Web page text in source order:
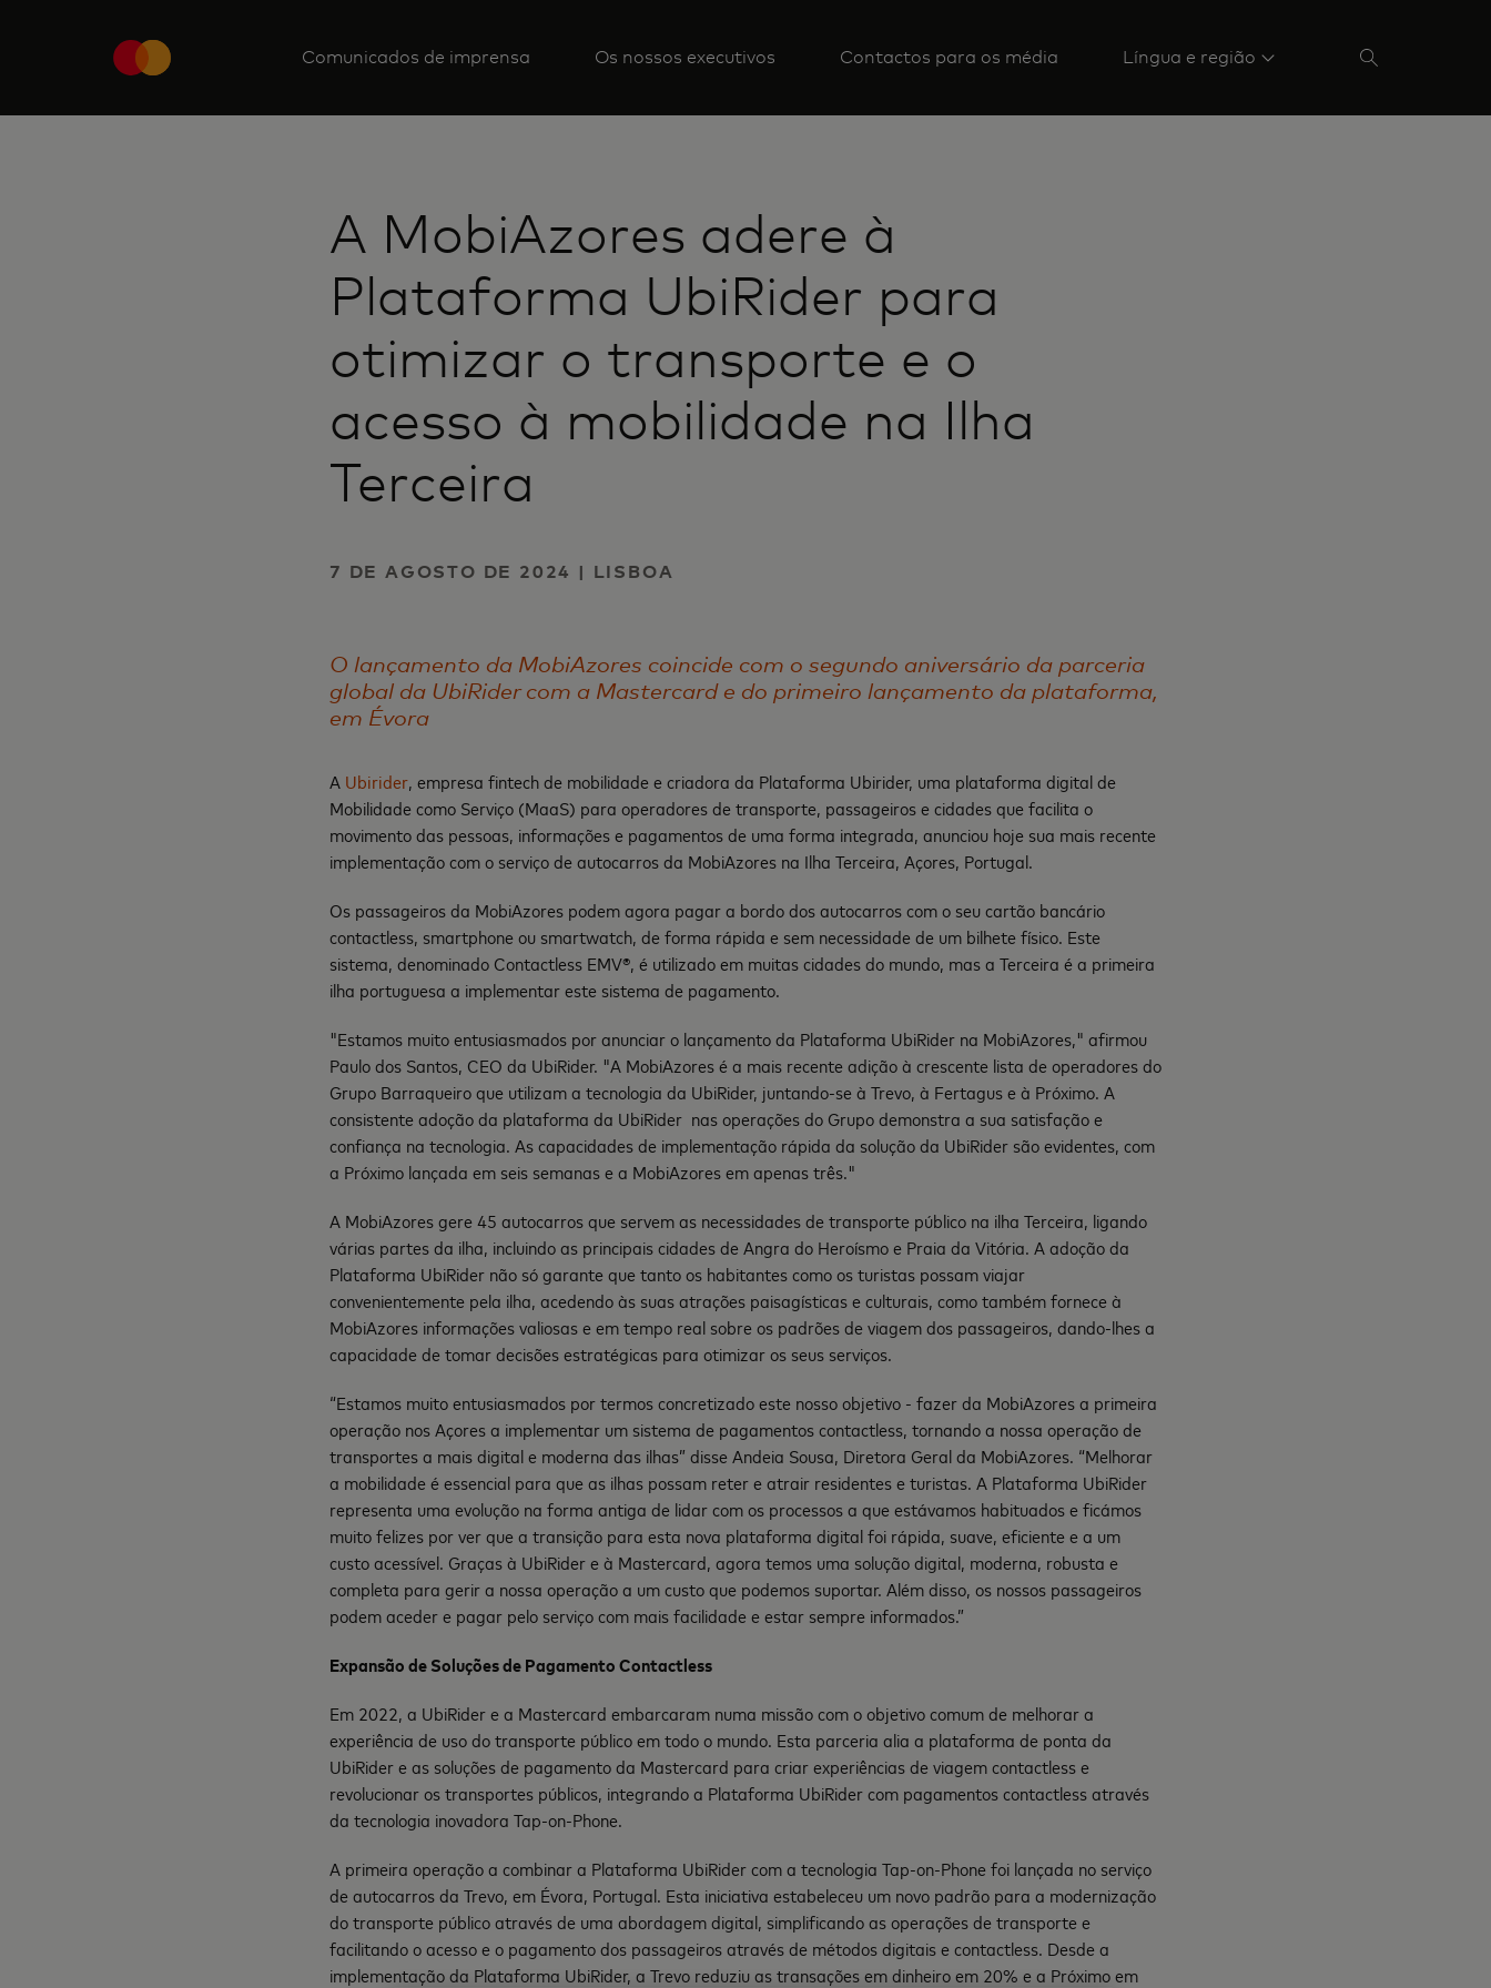
Comunicados de imprensa Os nossos executivos Contactos para os média Língua e região
A MobiAzores adere à
Plataforma UbiRider para
otimizar o transporte e o
acesso à mobilidade na Ilha
Terceira
7 DE AGOSTO DE 2024 | LISBOA
O lançamento da MobiAzores coincide com o segundo aniversário da parceria
global da UbiRider com a Mastercard e do primeiro lançamento da plataforma,
em Évora
A Ubirider, empresa fintech de mobilidade e criadora da Plataforma Ubirider, uma plataforma digital de
Mobilidade como Serviço (MaaS) para operadores de transporte, passageiros e cidades que facilita o
movimento das pessoas, informações e pagamentos de uma forma integrada, anunciou hoje sua mais recente
implementação com o serviço de autocarros da MobiAzores na Ilha Terceira, Açores, Portugal.
Os passageiros da MobiAzores podem agora pagar a bordo dos autocarros com o seu cartão bancário
contactless, smartphone ou smartwatch, de forma rápida e sem necessidade de um bilhete físico. Este
sistema, denominado Contactless EMV®, é utilizado em muitas cidades do mundo, mas a Terceira é a primeira
ilha portuguesa a implementar este sistema de pagamento.
"Estamos muito entusiasmados por anunciar o lançamento da Plataforma UbiRider na MobiAzores," afirmou
Paulo dos Santos, CEO da UbiRider. "A MobiAzores é a mais recente adição à crescente lista de operadores do
Grupo Barraqueiro que utilizam a tecnologia da UbiRider, juntando-se à Trevo, à Fertagus e à Próximo. A
consistente adoção da plataforma da UbiRider nas operações do Grupo demonstra a sua satisfação e
confiança na tecnologia. As capacidades de implementação rápida da solução da UbiRider são evidentes, com
a Próximo lançada em seis semanas e a MobiAzores em apenas três."
A MobiAzores gere 45 autocarros que servem as necessidades de transporte público na ilha Terceira, ligando
várias partes da ilha, incluindo as principais cidades de Angra do Heroísmo e Praia da Vitória. A adoção da
Plataforma UbiRider não só garante que tanto os habitantes como os turistas possam viajar
convenientemente pela ilha, acedendo às suas atrações paisagísticas e culturais, como também fornece à
MobiAzores informações valiosas e em tempo real sobre os padrões de viagem dos passageiros, dando-lhes a
capacidade de tomar decisões estratégicas para otimizar os seus serviços.
“Estamos muito entusiasmados por termos concretizado este nosso objetivo - fazer da MobiAzores a primeira
operação nos Açores a implementar um sistema de pagamentos contactless, tornando a nossa operação de
transportes a mais digital e moderna das ilhas” disse Andeia Sousa, Diretora Geral da MobiAzores. “Melhorar
a mobilidade é essencial para que as ilhas possam reter e atrair residentes e turistas. A Plataforma UbiRider
representa uma evolução na forma antiga de lidar com os processos a que estávamos habituados e ficámos
muito felizes por ver que a transição para esta nova plataforma digital foi rápida, suave, eficiente e a um
custo acessível. Graças à UbiRider e à Mastercard, agora temos uma solução digital, moderna, robusta e
completa para gerir a nossa operação a um custo que podemos suportar. Além disso, os nossos passageiros
podem aceder e pagar pelo serviço com mais facilidade e estar sempre informados.”
Expansão de Soluções de Pagamento Contactless
Em 2022, a UbiRider e a Mastercard embarcaram numa missão com o objetivo comum de melhorar a
experiência de uso do transporte público em todo o mundo. Esta parceria alia a plataforma de ponta da
UbiRider e as soluções de pagamento da Mastercard para criar experiências de viagem contactless e
revolucionar os transportes públicos, integrando a Plataforma UbiRider com pagamentos contactless através
da tecnologia inovadora Tap-on-Phone.
A primeira operação a combinar a Plataforma UbiRider com a tecnologia Tap-on-Phone foi lançada no serviço
de autocarros da Trevo, em Évora, Portugal. Esta iniciativa estabeleceu um novo padrão para a modernização
do transporte público através de uma abordagem digital, simplificando as operações de transporte e
facilitando o acesso e o pagamento dos passageiros através de métodos digitais e contactless. Desde a
implementação da Plataforma UbiRider, a Trevo reduziu as transações em dinheiro em 20% e a Próximo em